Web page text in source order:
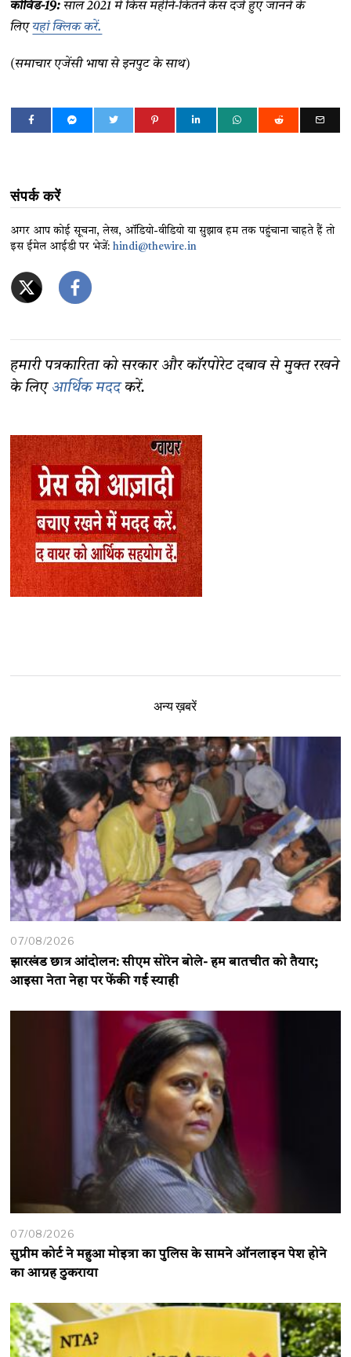
कोविड-19: साल 2021 में किस महीने-कितने केस दर्ज हुए जानने के
लिएयहां क्लिक करें.
(समाचार एजेंसी भाषा से इनपुट के साथ)
संपर्क करें
अगर आप कोई सूचना, लेख, ऑडियो-वीडियो या सुझाव हम तक पहुंचाना चाहते हैं तो
इस ईमेल आईडी पर भेजें:hindi@thewire.in
हमारी पत्रकारिता को सरकार और कॉरपोरेट दबाव से मुक्त रखने
के लिए आर्थिक मददकरें.
अन्य ख़बरें
07/08/2026
झारखंड छात्र आंदोलन: सीएम सोरेन बोले- हम बातचीत को तैयार;
आइसा नेता नेहा पर फेंकी गई स्याही
07/08/2026
सुप्रीम कोर्ट ने महुआ मोइत्रा का पुलिस के सामने ऑनलाइन पेश होने
का आग्रह ठुकराया